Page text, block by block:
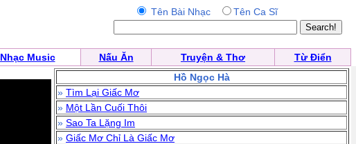
Tên Bài Nhạc Tên Ca Sĩ
Nhạc Music Nấu Ăn Truyện & Thơ
Từ Điển
Hồ Ngọc Hà
» Tìm Lại Giấc Mơ
» Một Lần Cuối Thôi
» Sao Ta Lặng Im
» Giấc Mơ Chỉ Là Giấc Mơ